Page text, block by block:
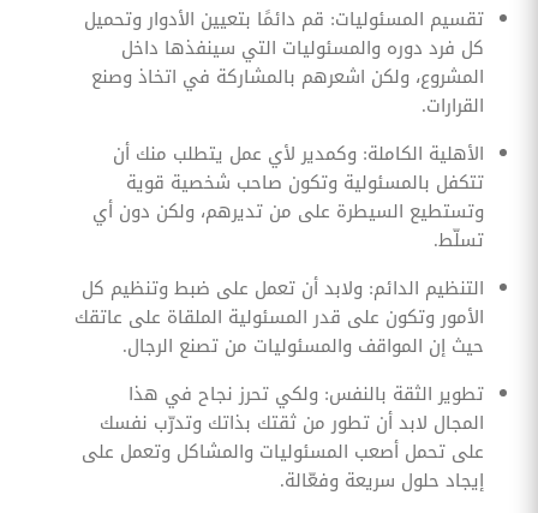
تقسيم المسئوليات: قم دائمًا بتعيين الأدوار وتحميل
كل فرد دوره والمسئوليات التي سينفذها داخل
المشروع، ولكن اشعرهم بالمشاركة في اتخاذ وصنع
القرارات.
الأهلية الكاملة: وكمدير لأي عمل يتطلب منك أن
تتكفل بالمسئولية وتكون صاحب شخصية قوية
وتستطيع السيطرة على من تديرهم، ولكن دون أي
تسلّط.
التنظيم الدائم: ولابد أن تعمل على ضبط وتنظيم كل
الأمور وتكون على قدر المسئولية الملقاة على عاتقك
حيث إن المواقف والمسئوليات من تصنع الرجال.
تطوير الثقة بالنفس: ولكي تحرز نجاح في هذا
المجال لابد أن تطور من ثقتك بذاتك وتدرّب نفسك
على تحمل أصعب المسئوليات والمشاكل وتعمل على
إيجاد حلول سريعة وفعّالة.